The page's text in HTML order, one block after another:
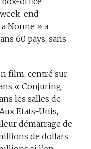
end
Nonne » a
60 pays, sans
film, centré sur
« Conjuring
les salles de
Etats-Unis,
démarrage de
de dollars